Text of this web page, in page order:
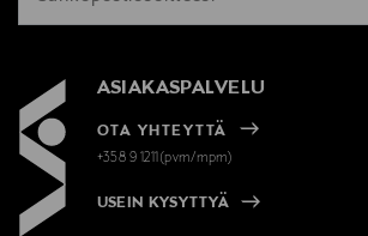
ASIAKASPALVELU
OTA YHTEYTTÄ
+358 9 1211(pvm/mpm)
USEIN KYSYTTYÄ